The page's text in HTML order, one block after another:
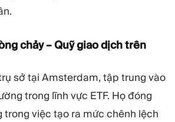
chảy – Quỹ giao dịch trên
sở tại Amsterdam, tập trung vào
trong lĩnh vực ETF. Họ đóng
trong việc tạo ra mức chênh lệch